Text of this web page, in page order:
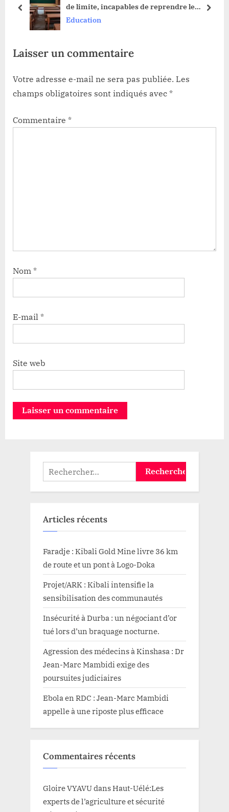
s
de limite, incapables de reprendre le
chemin de l’école dans la sous division de
Education
prev next
Laisser un commentaire
Votre adresse e-mail ne sera pas publiée. Les
champs obligatoires sont indiqués avec *
Commentaire *
Nom *
E-mail *
Site web
Rechercher :
Articles récents
Faradje : Kibali Gold Mine livre 36 km
de route et un pont à Logo-Doka
Projet/ARK : Kibali intensifie la
sensibilisation des communautés
Insécurité à Durba : un négociant d’or
tué lors d’un braquage nocturne.
Agression des médecins à Kinshasa : Dr
Jean-Marc Mambidi exige des
poursuites judiciaires
Ebola en RDC : Jean-Marc Mambidi
appelle à une riposte plus efficace
Commentaires récents
Gloire VYAVUdansHaut-Uélé:Les
experts de l’agriculture et sécurité